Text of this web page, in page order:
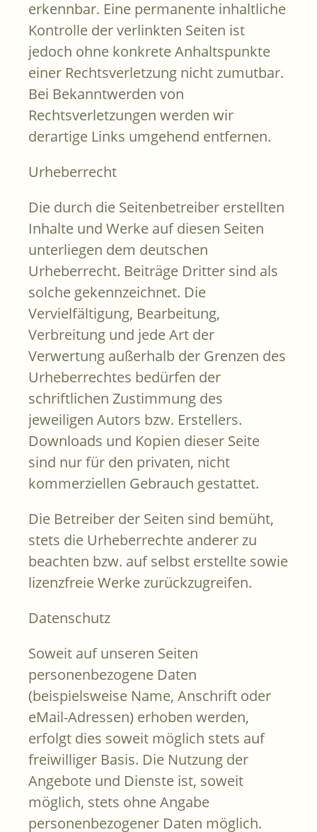
erkennbar. Eine permanente inhaltliche
Kontrolle der verlinkten Seiten ist
jedoch ohne konkrete Anhaltspunkte
einer Rechtsverletzung nicht zumutbar.
Bei Bekanntwerden von
Rechtsverletzungen werden wir
derartige Links umgehend entfernen.
Urheberrecht
Die durch die Seitenbetreiber erstellten
Inhalte und Werke auf diesen Seiten
unterliegen dem deutschen
Urheberrecht. Beiträge Dritter sind als
solche gekennzeichnet. Die
Vervielfältigung, Bearbeitung,
Verbreitung und jede Art der
Verwertung außerhalb der Grenzen des
Urheberrechtes bedürfen der
schriftlichen Zustimmung des
jeweiligen Autors bzw. Erstellers.
Downloads und Kopien dieser Seite
sind nur für den privaten, nicht
kommerziellen Gebrauch gestattet.
Die Betreiber der Seiten sind bemüht,
stets die Urheberrechte anderer zu
beachten bzw. auf selbst erstellte sowie
lizenzfreie Werke zurückzugreifen.
Datenschutz
Soweit auf unseren Seiten
personenbezogene Daten
(beispielsweise Name, Anschrift oder
eMail-Adressen) erhoben werden,
erfolgt dies soweit möglich stets auf
freiwilliger Basis. Die Nutzung der
Angebote und Dienste ist, soweit
möglich, stets ohne Angabe
personenbezogener Daten möglich.